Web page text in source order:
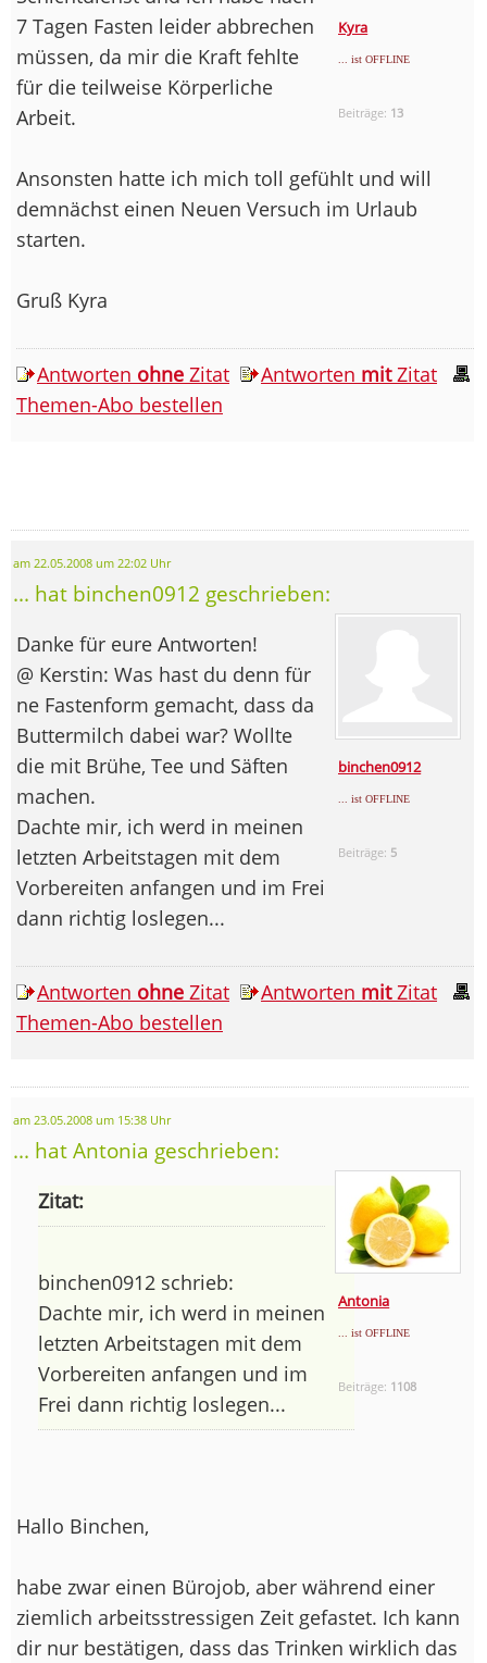
Kyra
... ist OFFLINE
Beiträge: 13
7 Tagen Fasten leider abbrechen
müssen, da mir die Kraft fehlte
für die teilweise Körperliche
Arbeit.
Ansonsten hatte ich mich toll gefühlt und will
demnächst einen Neuen Versuch im Urlaub
starten.
Gruß Kyra
Antworten ohne Zitat Antworten mitZitat
Themen-Abo bestellen
am 22.05.2008 um 22:02 Uhr
... hat binchen0912 geschrieben:
binchen0912
... ist OFFLINE
Beiträge: 5
Danke für eure Antworten!
@ Kerstin: Was hast du denn für
ne Fastenform gemacht, dass da
Buttermilch dabei war? Wollte
die mit Brühe, Tee und Säften
machen.
Dachte mir, ich werd in meinen
letzten Arbeitstagen mit dem
Vorbereiten anfangen und im Frei
dann richtig loslegen...
Antworten ohne Zitat Antworten mitZitat
Themen-Abo bestellen
am 23.05.2008 um 15:38 Uhr
... hat Antonia geschrieben:
Antonia
... ist OFFLINE
Beiträge: 1108
Zitat:
binchen0912 schrieb:
Dachte mir, ich werd in meinen
letzten Arbeitstagen mit dem
Vorbereiten anfangen und im
Frei dann richtig loslegen...
Hallo Binchen,
habe zwar einen Bürojob, aber während einer
ziemlich arbeitsstressigen Zeit gefastet. Ich kann
dir nur bestätigen, dass das Trinken wirklich das